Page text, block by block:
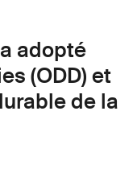
adopté
(ODD) et
de la